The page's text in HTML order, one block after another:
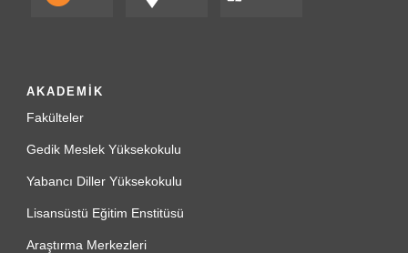
AKADEMİK
Fakülteler
Gedik Meslek Yüksekokulu
Yabancı Diller Yüksekokulu
Lisansüstü Eğitim Enstitüsü
Araştırma Merkezleri